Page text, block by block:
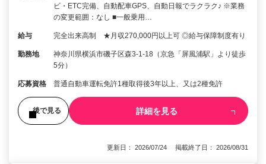
ビ・ETC完備、自動配車GPS、自動日報でラクラク♪ ※業務
の変更範囲：なし ■一般乗用…
給与 完全出来高制 ★月収270,000円以上可 ◎給与保障制度有り
勤務地
神奈川県横浜市磯子区森3-1-18（京急「屏風浦駅」より徒歩
5分）
応募資格 普通自動車運転免許1種取得後3年以上、又は2種免許
後で見る 詳細を見る
更新日： 2026/07/24 掲載終了日： 2026/08/31